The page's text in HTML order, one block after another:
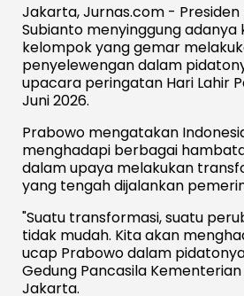
Jakarta, Jurnas.com - Presiden
Subianto menyinggung
kelompok yang gemar
penyelewengan dalam
upacara peringatan Hari Lahir
Juni 2026.
Prabowo mengatakan
menghadapi berbagai
dalam upaya melakukan
yang tengah dijalankan
"Suatu transformasi, suatu
tidak mudah. Kita akan
ucap Prabowo dalam
Gedung Pancasila Kementerian
Jakarta.